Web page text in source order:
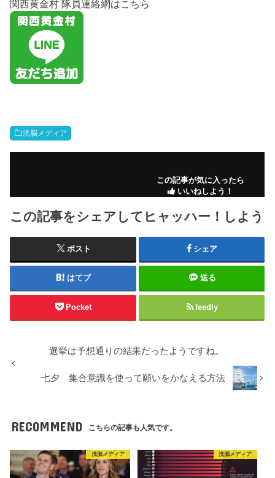
関西黄金村 隊員連絡網はこちら
洗脳メディア
この記事が気に入ったら
いいねしよう！
この記事をシェアしてヒャッハー！しよう
ポスト シェア
はてブ 送る
Pocket feedly
選挙は予想通りの結果だったようですね。
七夕 集合意識を使って願いをかなえる方法
RECOMMEND こちらの記事も人気です。
洗脳メディア 洗脳メディア